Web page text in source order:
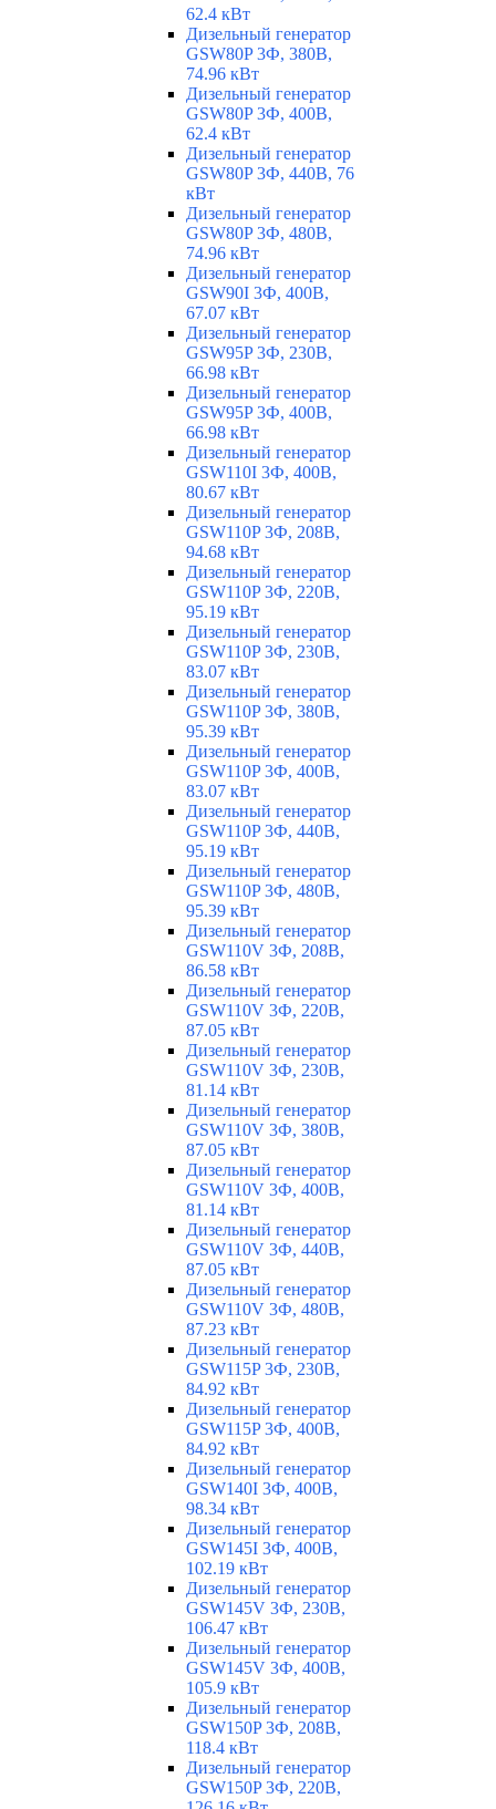
62.4 кВт
Дизельный генератор
GSW80P 3Ф, 380В,
74.96 кВт
Дизельный генератор
GSW80P 3Ф, 400В,
62.4 кВт
Дизельный генератор
GSW80P 3Ф, 440В, 76
кВт
Дизельный генератор
GSW80P 3Ф, 480В,
74.96 кВт
Дизельный генератор
GSW90I 3Ф, 400В,
67.07 кВт
Дизельный генератор
GSW95P 3Ф, 230В,
66.98 кВт
Дизельный генератор
GSW95P 3Ф, 400В,
66.98 кВт
Дизельный генератор
GSW110I 3Ф, 400В,
80.67 кВт
Дизельный генератор
GSW110P 3Ф, 208В,
94.68 кВт
Дизельный генератор
GSW110P 3Ф, 220В,
95.19 кВт
Дизельный генератор
GSW110P 3Ф, 230В,
83.07 кВт
Дизельный генератор
GSW110P 3Ф, 380В,
95.39 кВт
Дизельный генератор
GSW110P 3Ф, 400В,
83.07 кВт
Дизельный генератор
GSW110P 3Ф, 440В,
95.19 кВт
Дизельный генератор
GSW110P 3Ф, 480В,
95.39 кВт
Дизельный генератор
GSW110V 3Ф, 208В,
86.58 кВт
Дизельный генератор
GSW110V 3Ф, 220В,
87.05 кВт
Дизельный генератор
GSW110V 3Ф, 230В,
81.14 кВт
Дизельный генератор
GSW110V 3Ф, 380В,
87.05 кВт
Дизельный генератор
GSW110V 3Ф, 400В,
81.14 кВт
Дизельный генератор
GSW110V 3Ф, 440В,
87.05 кВт
Дизельный генератор
GSW110V 3Ф, 480В,
87.23 кВт
Дизельный генератор
GSW115P 3Ф, 230В,
84.92 кВт
Дизельный генератор
GSW115P 3Ф, 400В,
84.92 кВт
Дизельный генератор
GSW140I 3Ф, 400В,
98.34 кВт
Дизельный генератор
GSW145I 3Ф, 400В,
102.19 кВт
Дизельный генератор
GSW145V 3Ф, 230В,
106.47 кВт
Дизельный генератор
GSW145V 3Ф, 400В,
105.9 кВт
Дизельный генератор
GSW150P 3Ф, 208В,
118.4 кВт
Дизельный генератор
GSW150P 3Ф, 220В,